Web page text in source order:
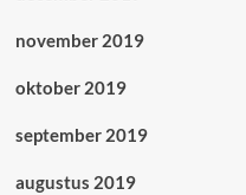
november 2019
oktober 2019
september 2019
augustus 2019